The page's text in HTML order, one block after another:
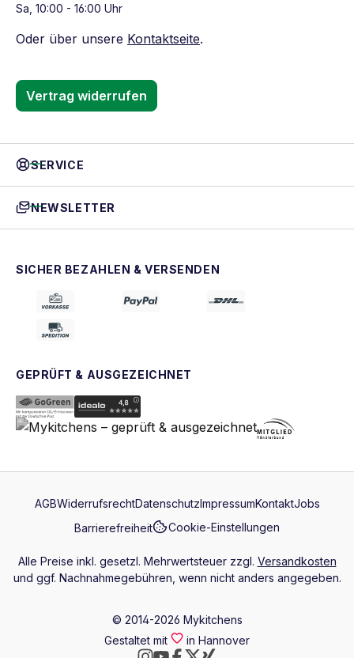
Sa, 10:00 - 16:00 Uhr
Oder über unsere Kontaktseite.
Vertrag widerrufen
SERVICE
NEWSLETTER
SICHER BEZAHLEN & VERSENDEN
GEPRÜFT & AUSGEZEICHNET
AGBWiderrufsrechtDatenschutzImpressumKontaktJobs
Barrierefreiheit
Cookie-Einstellungen
Alle Preise inkl. gesetzl. Mehrwertsteuer zzgl. Versandkosten
und ggf. Nachnahmegebühren, wenn nicht anders angegeben.
© 2014-2026 Mykitchens
Gestaltet mit
in Hannover